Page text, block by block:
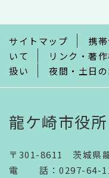
で
サイトマップ 携
いて
リンク・著
扱い
夜間・土日
龍ケ崎市役所
〒301-8611 茨城県
電話 ： 0297-64-